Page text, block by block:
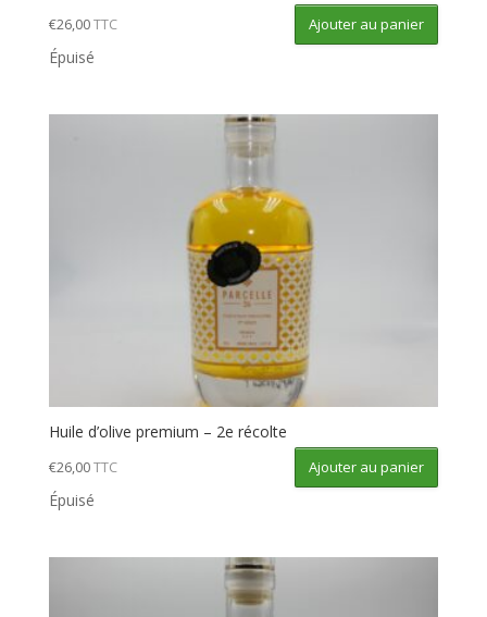
€26,00TTC Ajouter au panier
Épuisé
Huile d’olive premium – 2e récolte
€26,00TTC Ajouter au panier
Épuisé